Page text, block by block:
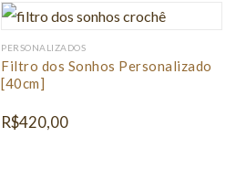
PERSONALIZADOS
Filtro dos Sonhos Personalizado
[40cm]
R$420,00